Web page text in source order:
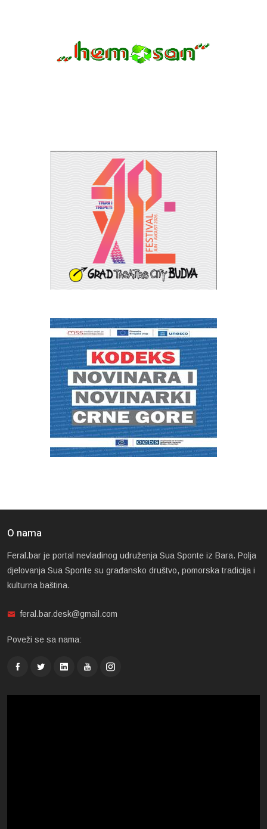
O nama
Feral.bar je portal nevladinog udruženja Sua Sponte iz Bara. Polja
djelovanja Sua Sponte su građansko društvo, pomorska tradicija i
kulturna baština.
feral.bar.desk@gmail.com
Poveži se sa nama: